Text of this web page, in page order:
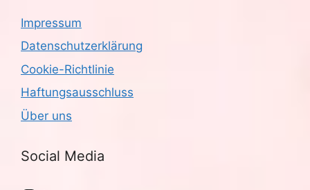
Impressum
Datenschutzerklärung
Cookie-Richtlinie
Haftungsausschluss
Über uns
Social Media